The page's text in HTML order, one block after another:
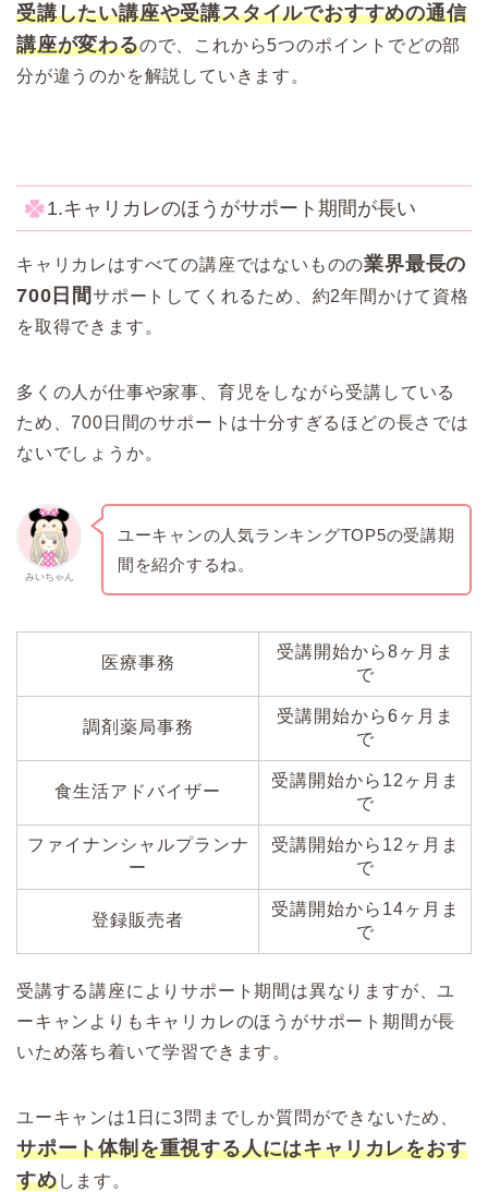
受講したい講座や受講スタイルでおすすめの通信
講座が変わるので、これから5つのポイントでどの部
分が違うのかを解説していきます。
1.キャリカレのほうがサポート期間が長い
キャリカレはすべての講座ではないものの業界最長の
700日間サポートしてくれるため、約2年間かけて資格
を取得できます。
多くの人が仕事や家事、育児をしながら受講している
ため、700日間のサポートは十分すぎるほどの長さでは
ないでしょうか。
みいちゃん
ユーキャンの人気ランキングTOP5の受講期
間を紹介するね。
医療事務
受講開始から8ヶ月ま
で
調剤薬局事務
受講開始から6ヶ月ま
で
食生活アドバイザー
受講開始から12ヶ月ま
で
ファイナンシャルプランナ
ー
受講開始から12ヶ月ま
で
登録販売者
受講開始から14ヶ月ま
で
受講する講座によりサポート期間は異なりますが、ユ
ーキャンよりもキャリカレのほうがサポート期間が長
いため落ち着いて学習できます。
ユーキャンは1日に3問までしか質問ができないため、
サポート体制を重視する人にはキャリカレをおす
すめします。